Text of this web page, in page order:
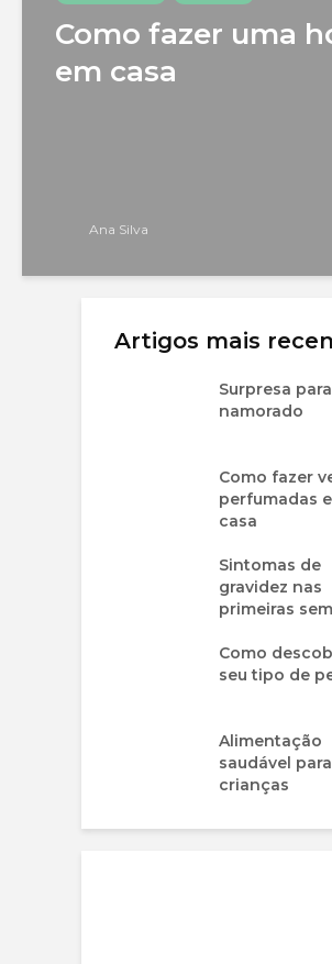
Como fazer uma
em casa
Ana Silva
Artigos mais
Surpresa
namorado
Como fazer
perfumadas
casa
Sintomas de
gravidez nas
primeiras
Como
seu tipo de
Alimentação
saudável
crianças